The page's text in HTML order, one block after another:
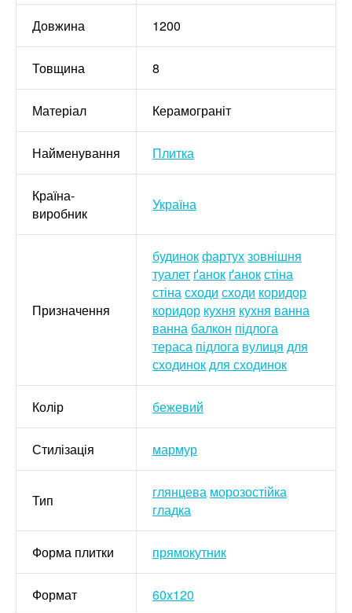
Довжина 1200
Товщина 8
Матеріал Керамограніт
Найменування Плитка
Країна-
виробник
Україна
Призначення
будинокфартухзовнішня
туалет ґанок ґанокстіна
стінасходи сходи коридор
коридор кухня кухня ванна
ванна балкон підлога
тераса підлога вулиця для
сходинокдля сходинок
Колір бежевий
Стилізація мармур
Тип глянцева морозостійка
гладка
Форма плитки прямокутник
Формат 60x120